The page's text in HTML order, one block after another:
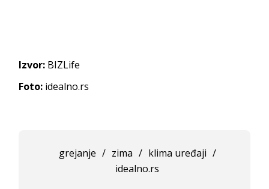
Izvor: BIZLife
Foto: idealno.rs
grejanje / zima / klima uređaji /
idealno.rs